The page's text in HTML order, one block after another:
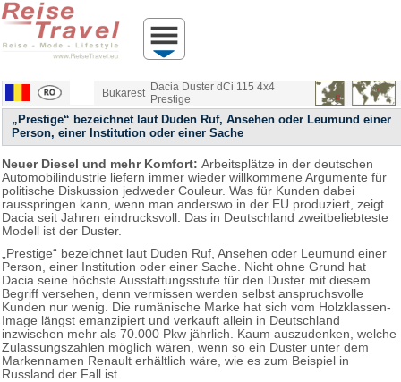
Bukarest Dacia Duster dCi 115 4x4
Prestige
„Prestige“ bezeichnet laut Duden Ruf, Ansehen oder Leumund einer
Person, einer Institution oder einer Sache
Neuer Diesel und mehr Komfort: Arbeitsplätze in der deutschen
Automobilindustrie liefern immer wieder willkommene Argumente für
politische Diskussion jedweder Couleur. Was für Kunden dabei
rausspringen kann, wenn man anderswo in der EU produziert, zeigt
Dacia seit Jahren eindrucksvoll. Das in Deutschland zweitbeliebteste
Modell ist der Duster.
„Prestige“ bezeichnet laut Duden Ruf, Ansehen oder Leumund einer
Person, einer Institution oder einer Sache. Nicht ohne Grund hat
Dacia seine höchste Ausstattungsstufe für den Duster mit diesem
Begriff versehen, denn vermissen werden selbst anspruchsvolle
Kunden nur wenig. Die rumänische Marke hat sich vom Holzklassen-
Image längst emanzipiert und verkauft allein in Deutschland
inzwischen mehr als 70.000 Pkw jährlich. Kaum auszudenken, welche
Zulassungszahlen möglich wären, wenn so ein Duster unter dem
Markennamen Renault erhältlich wäre, wie es zum Beispiel in
Russland der Fall ist.